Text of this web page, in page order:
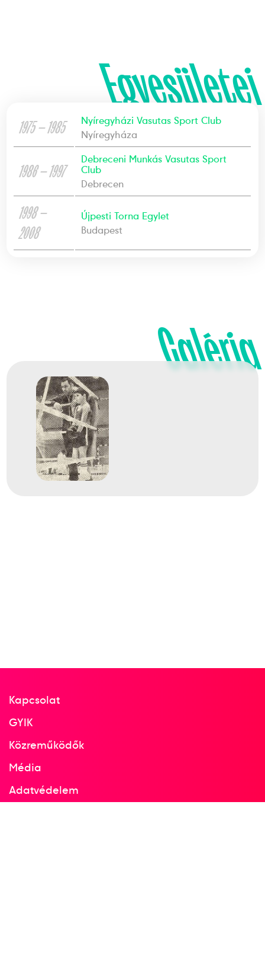
Egyesületei
1975 — 1985
Nyíregyházi Vasutas Sport Club
Nyíregyháza
1986 — 1997
Debreceni Munkás Vasutas Sport
Club
Debrecen
1998 —
2008
Újpesti Torna Egylet
Budapest
Galéria
Kapcsolat
GYIK
Közreműködők
Média
Adatvédelem